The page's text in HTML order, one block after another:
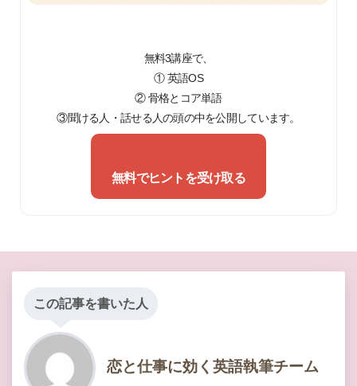
無料3講座で、
① 英語OS
② 骨格とコア単語
③聞ける人・話せる人の頭の中を公開しています。
無料でヒントを受け取る
この記事を書いた人
恋と仕事に効く英語執筆チーム